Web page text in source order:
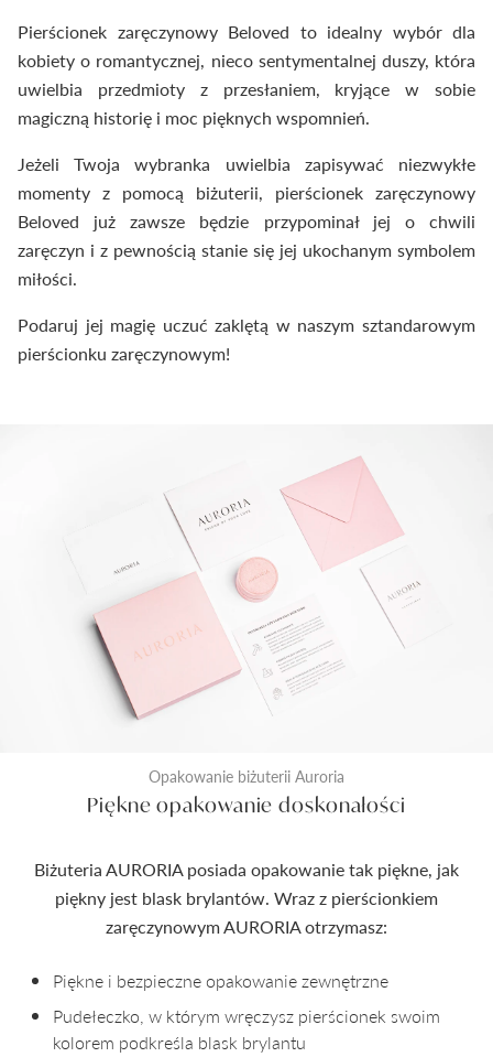
Pierścionek zaręczynowy Beloved to idealny wybór dla
kobiety o romantycznej, nieco sentymentalnej duszy, która
uwielbia przedmioty z przesłaniem, kryjące w sobie
magiczną historię i moc pięknych wspomnień.
Jeżeli Twoja wybranka uwielbia zapisywać niezwykłe
momenty z pomocą biżuterii, pierścionek zaręczynowy
Beloved już zawsze będzie przypominał jej o chwili
zaręczyn i z pewnością stanie się jej ukochanym symbolem
miłości.
Podaruj jej magię uczuć zaklętą w naszym sztandarowym
pierścionku zaręczynowym!
Opakowanie biżuterii Auroria
Piękne opakowanie doskonałości
Biżuteria AURORIA posiada opakowanie tak piękne, jak
piękny jest blask brylantów. Wraz z pierścionkiem
zaręczynowym AURORIA otrzymasz:
Piękne i bezpieczne opakowanie zewnętrzne
Pudełeczko, w którym wręczysz pierścionek swoim
kolorem podkreśla blask brylantu